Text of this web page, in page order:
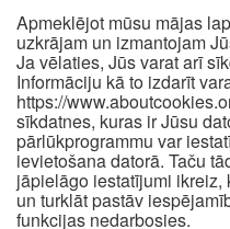
Apmeklējot mūsu mājas
uzkrājam un izmantojam
Ja vēlaties, Jūs varat arī
Informāciju kā to izdarīt
https://
sīkdatnes, kuras ir Jūsu
pārlūkprogrammu var
ievietošana datorā. Taču
jāpielāgo iestatījumi ikreiz,
un turklāt pastāv
funkcijas nedarbosies.